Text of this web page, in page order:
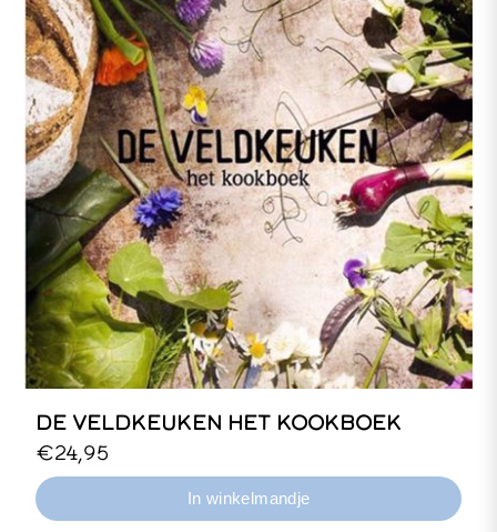
DE VELDKEUKEN HET KOOKBOEK
LET OP: Wil je het boek opgestuurd
krijgen naar je huisadres? Gebruik dan
de webshop van de vrije uitgevers:
https://veldkeuken.vrijeboeken.com/
€24,95